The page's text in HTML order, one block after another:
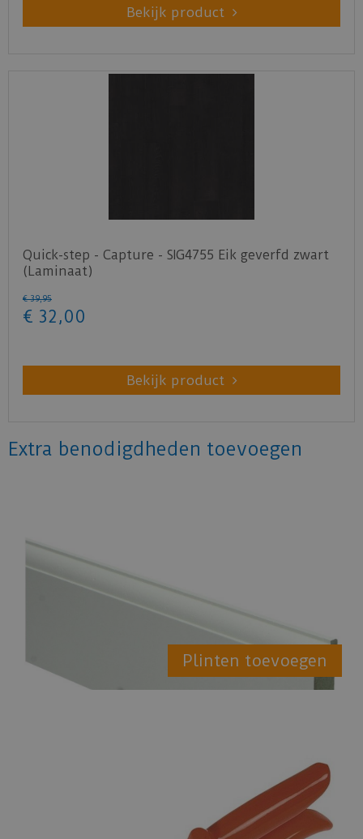
Bekijk product
Quick-step - Capture - SIG4755 Eik geverfd zwart
(Laminaat)
€ 39,95
€ 32 ,00
Bekijk product
Extra benodigdheden toevoegen
Plinten toevoegen